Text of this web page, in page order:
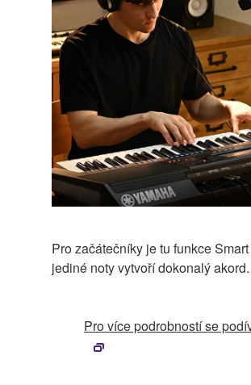
Pro začátečníky je tu funkce
jediné noty vytvoří dokonalý akord.
Pro více podrobností se